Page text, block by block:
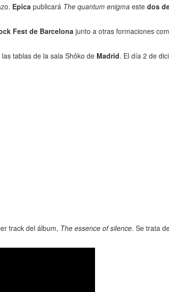
Epica publicará The quantum enigma este dos
Fest de Barcelona junto a otras formaciones
tablas de la sala Shôko de Madrid. El día 2 de
track del álbum, The essence of silence. Se trata